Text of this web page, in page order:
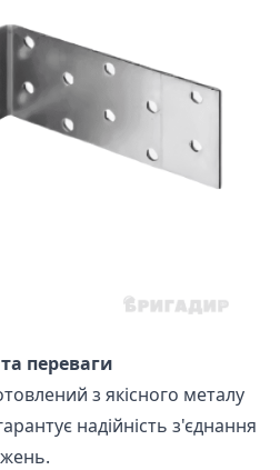
переваги
з якісного металу
надійність з'єднання